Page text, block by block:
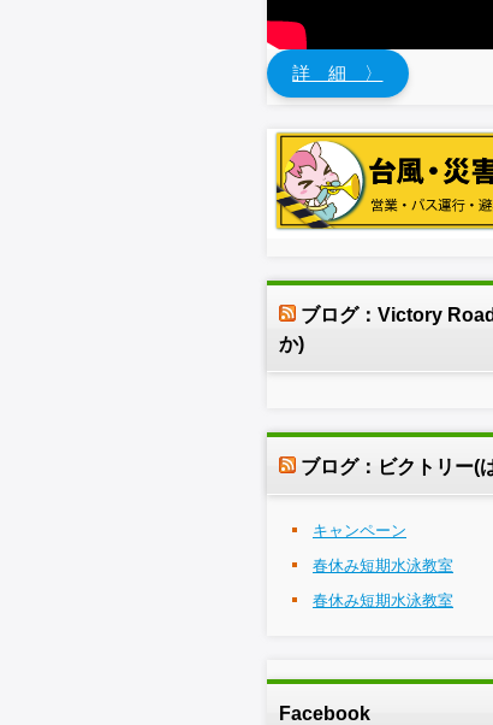
詳 細 〉
ブログ：Victory
か)
ブログ：ビクトリー(
キャンペーン
春休み短期水泳教室
春休み短期水泳教室
Facebook